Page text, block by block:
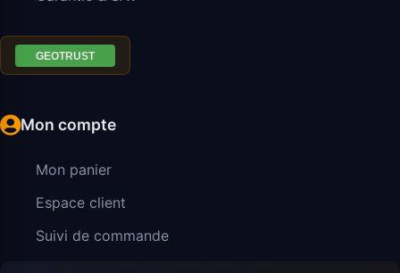
Mon compte
Mon panier
Espace client
Suivi de commande